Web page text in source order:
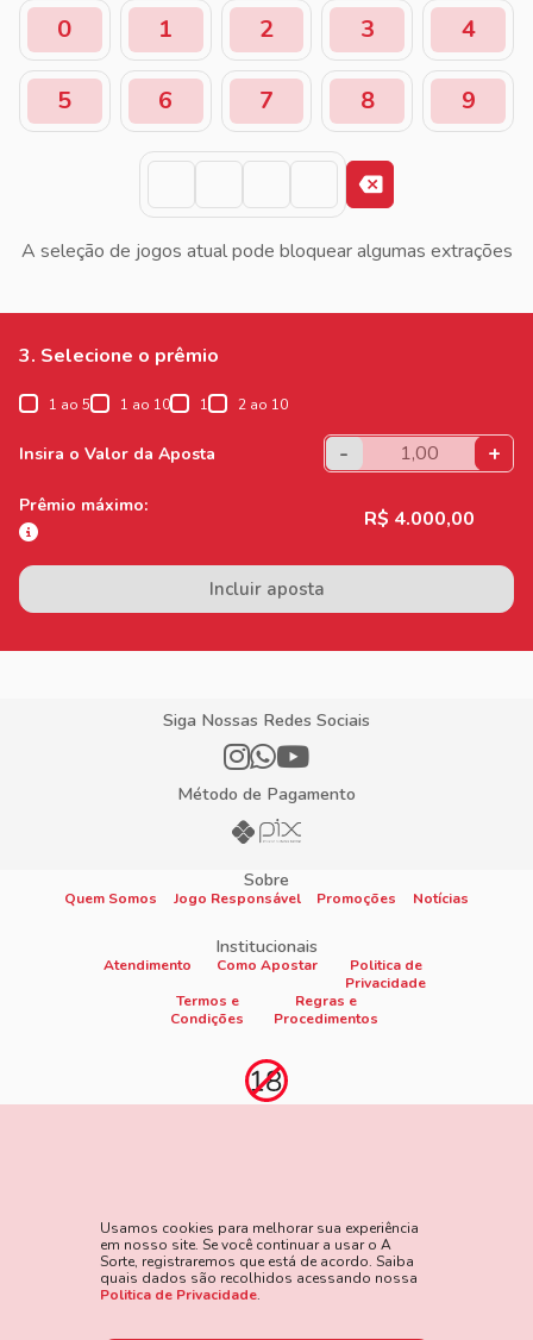
0 1 2 3 4
5 6 7 8 9
A seleção de jogos atual pode bloquear algumas extrações
3. Selecione o prêmio
1 ao 5 1 ao 10 1 2 ao 10
Insira o Valor da Aposta - +
Prêmio máximo:
R$ 4.000,00
Incluir aposta
Usamos cookies para melhorar sua experiência
em nosso site. Se você continuar a usar o A
Sorte, registraremos que está de acordo. Saiba
quais dados são recolhidos acessando nossa
Politica de Privacidade.
Siga Nossas Redes Sociais
Método de Pagamento
Sobre
Quem Somos Jogo Responsável Promoções Notícias
Institucionais
Atendimento Como Apostar
Politica de
Privacidade
Termos e
Condições
Regras e
Procedimentos
perdas financeiras e em excesso podem causar riscos à saúde.
Veja nossa página de Jogo Responsável para mais detalhes e
as ferramentas disponíveis. Jogue com responsabilidade:
www.gamblersanonymous.orgAcesse aqui os Termos e
Condições do site.